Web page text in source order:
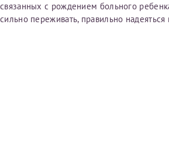
связанных с рождением больного
сильно переживать, правильно
Записаться на
Дата рождения*